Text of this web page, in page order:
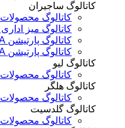
ساجیران
کاتالوگ محصولات ساجیران
کاتالوگ میز اداری ساجیران
کاتالوگ پارتیشن GAMA ساجیران
کاتالوگ پارتیشن LANDA ساجیران
لیو
کاتالوگ محصولات لیو
هلگر
کاتالوگ محصولات هلگر
گلدسیت
کاتالوگ محصولات گلدسیت